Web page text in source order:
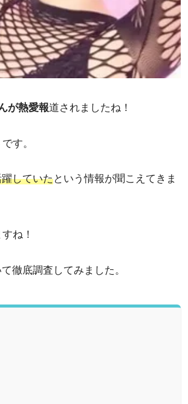
が熱愛報道されましたね！
す。
していたという情報が聞こえてきま
ね！
徹底調査してみました。